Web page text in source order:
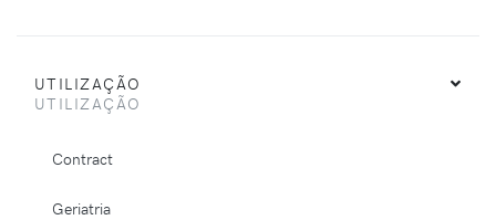
UTILIZAÇÃO
UTILIZAÇÃO
Contract
Geriatria